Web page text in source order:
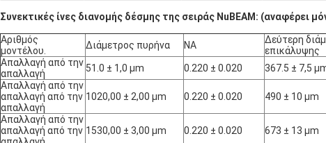
Συνεκτικές ίνες διανομής δέσμης της σειράς NuBEAM: (αναφέρει
Αριθμός
μοντέλου.
Διάμετρος πυρήνα NA
Δεύτερη
επικάλυψης
Απαλλαγή από την
απαλλαγή
51.0 ± 1,0 μm 0.220 ± 0.020 367.5 ± 7,5
Απαλλαγή από την
απαλλαγή από την
απαλλαγή
1020,00 ± 2,00 μm 0.220 ± 0.020 490 ± 10 μm
Απαλλαγή από την
απαλλαγή από την 1530,00 ± 3,00 μm 0.220 ± 0.020 673 ± 13 μm